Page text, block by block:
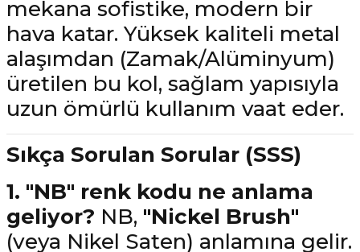
mekana sofistike, modern bir
hava katar. Yüksek kaliteli metal
alaşımdan (Zamak/Alüminyum)
üretilen bu kol, sağlam yapısıyla
uzun ömürlü kullanım vaat eder.
Sıkça Sorulan Sorular (SSS)
1. "NB" renk kodu ne anlama
geliyor? NB, "Nickel Brush"
(veya Nikel Saten) anlamına gelir.